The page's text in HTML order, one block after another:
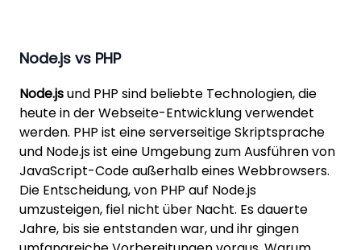
Node.js vs PHP
Node.jsund PHP sind beliebte Technologien, die
heute in der Webseite-Entwicklung verwendet
werden. PHP ist eine serverseitige Skriptsprache
und Node.js ist eine Umgebung zum Ausführen von
JavaScript-Code außerhalb eines Webbrowsers.
Die Entscheidung, von PHP auf Node.js
umzusteigen, fiel nicht über Nacht. Es dauerte
Jahre, bis sie entstanden war, und ihr gingen